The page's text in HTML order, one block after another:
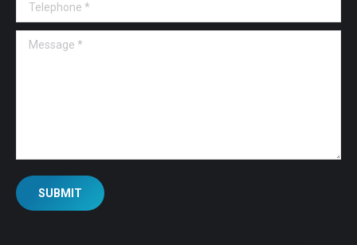
Message *
SUBMIT